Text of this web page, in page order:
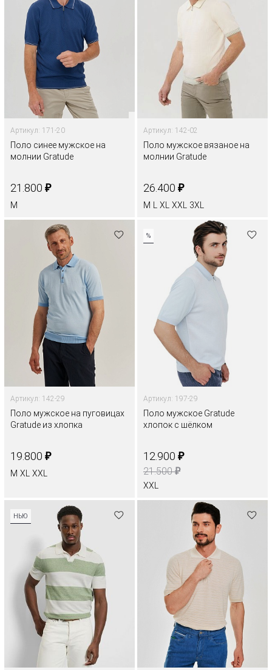
Артикул: 171-20
Поло синее мужское на
молнии Gratude
21.800 ₽
M
Артикул: 142-02
Поло мужское вязаное на
молнии Gratude
26.400 ₽
M XL XXL 3XL
Артикул: 142-29
Поло мужское на пуговицах
Gratude из хлопка
19.800 ₽
M XL XXL
%
Артикул: 197-29
Поло мужское Gratude
хлопок с шёлком
12.900 ₽
21.500₽
XXL
НЬЮ